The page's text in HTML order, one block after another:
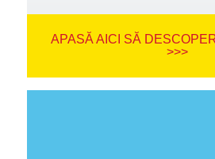
APASĂ AICI SĂ
>>>